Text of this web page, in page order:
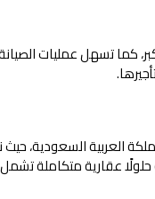
كما تسهل عمليات
عقارية متكاملة تشمل